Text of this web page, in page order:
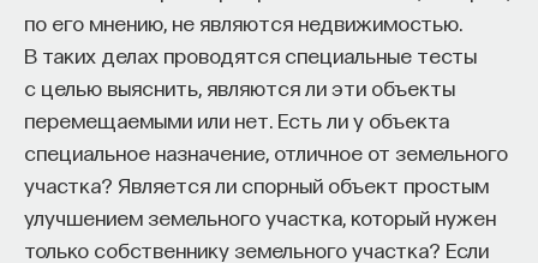
по его мнению, не являются недвижимостью.
В таких делах проводятся специальные тесты
с целью выяснить, являются ли эти объекты
перемещаемыми или нет. Есть ли у объекта
специальное назначение, отличное от земельного
участка? Является ли спорный объект простым
улучшением земельного участка, который нужен
только собственнику земельного участка? Если